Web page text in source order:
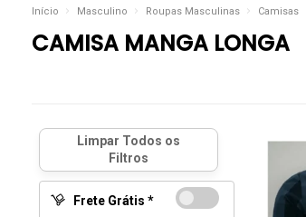
Início Masculino Roupas Masculinas Camisas
CAMISA MANGA LONGA
Frete Grátis *